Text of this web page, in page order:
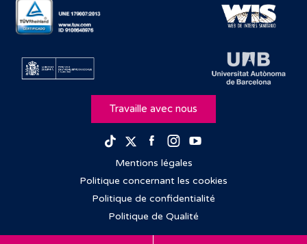
Travaille avec nous
TikTokTwitterFacebook
Instagram
Mentions légales
Politique concernant les cookies
Politique de confidentialité
Politique de Qualité